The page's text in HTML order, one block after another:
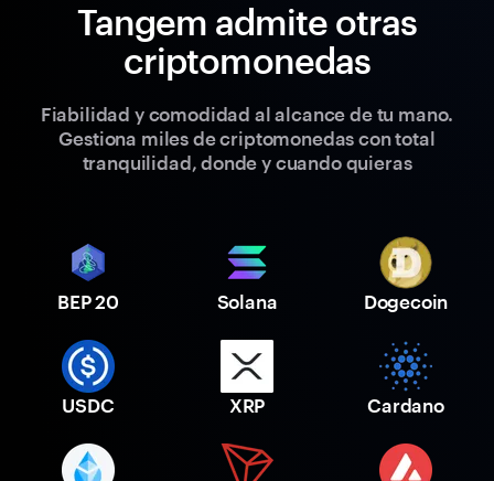
Tangem admite otras
criptomonedas
Fiabilidad y comodidad al alcance de tu mano.
Gestiona miles de criptomonedas con total
tranquilidad, donde y cuando quieras
BEP 20 Solana Dogecoin
USDC XRP Cardano